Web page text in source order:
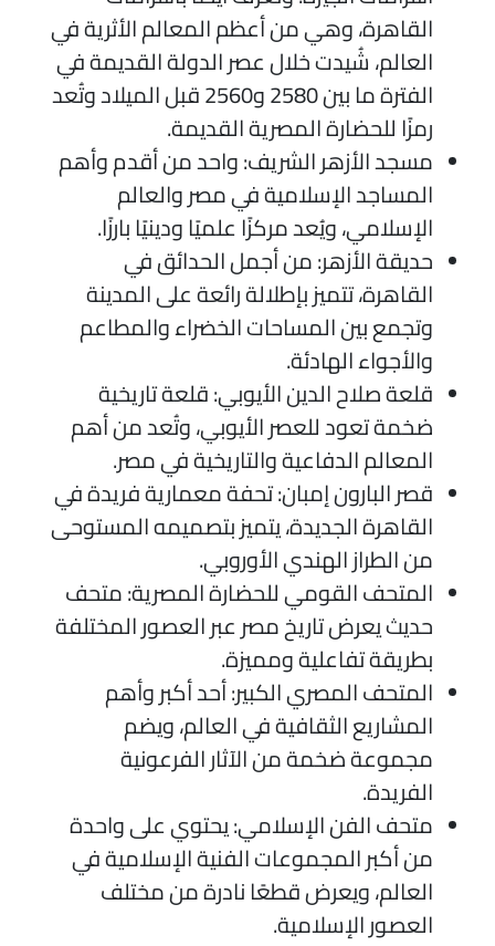
القاهرة، وهي من أعظم المعالم الأثرية في
العالم، شُيدت خلال عصر الدولة القديمة في
الفترة ما بين 2580 و2560 قبل الميلاد وتُعد
رمزًا للحضارة المصرية القديمة.
مسجد الأزهر الشريف: واحد من أقدم وأهم
المساجد الإسلامية في مصر والعالم
الإسلامي، ويُعد مركزًا علميًا ودينيًا بارزًا.
حديقة الأزهر: من أجمل الحدائق في
القاهرة، تتميز بإطلالة رائعة على المدينة
وتجمع بين المساحات الخضراء والمطاعم
والأجواء الهادئة.
قلعة صلاح الدين الأيوبي: قلعة تاريخية
ضخمة تعود للعصر الأيوبي، وتُعد من أهم
المعالم الدفاعية والتاريخية في مصر.
قصر البارون إمبان: تحفة معمارية فريدة في
القاهرة الجديدة، يتميز بتصميمه المستوحى
من الطراز الهندي الأوروبي.
المتحف القومي للحضارة المصرية: متحف
حديث يعرض تاريخ مصر عبر العصور المختلفة
بطريقة تفاعلية ومميزة.
المتحف المصري الكبير: أحد أكبر وأهم
المشاريع الثقافية في العالم، ويضم
مجموعة ضخمة من الآثار الفرعونية
الفريدة.
متحف الفن الإسلامي: يحتوي على واحدة
من أكبر المجموعات الفنية الإسلامية في
العالم، ويعرض قطعًا نادرة من مختلف
العصور الإسلامية.